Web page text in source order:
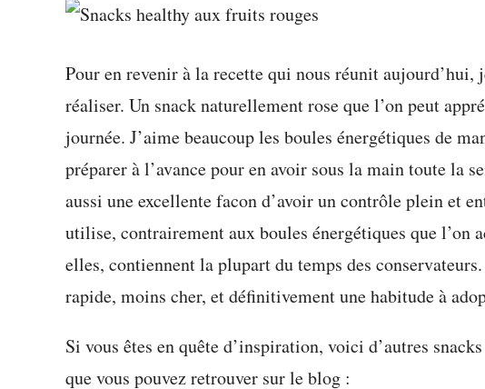
Pour en revenir à la recette qui nous réunit aujourd’hui,
réaliser. Un snack naturellement rose que l’on peut
journée. J’aime beaucoup les boules énergétiques de
préparer à l’avance pour en avoir sous la main toute la
aussi une excellente facon d’avoir un contrôle plein et
utilise, contrairement aux boules énergétiques que l’on
elles, contiennent la plupart du temps des
rapide, moins cher, et définitivement une habitude à
Si vous êtes en quête d’inspiration, voici d’autres
que vous pouvez retrouver sur le blog :